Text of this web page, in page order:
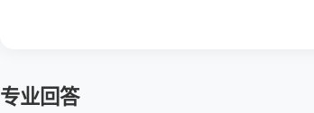
专业回答